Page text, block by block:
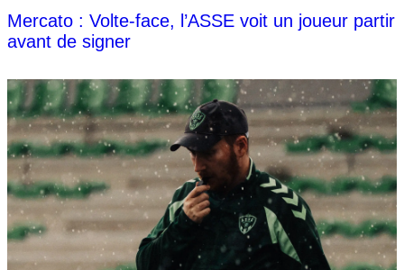
Mercato : Volte-face, l’ASSE voit un joueur partir
avant de signer